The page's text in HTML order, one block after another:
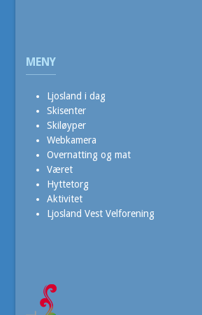
MENY
Ljosland i dag
Skisenter
Skiløyper
Webkamera
Overnatting og mat
Været
Hyttetorg
Aktivitet
Ljosland Vest Velforening